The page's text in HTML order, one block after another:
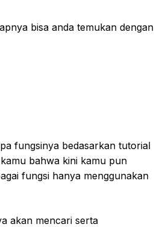
bisa anda temukan dengan
fungsinya bedasarkan tutorial
bahwa kini kamu pun
fungsi hanya menggunakan
akan mencari serta